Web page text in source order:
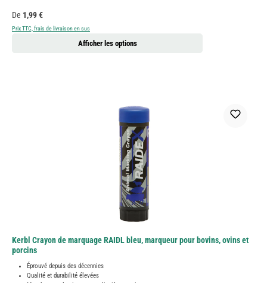
Prix régulier :
De 1,99 €
Prix TTC, frais de livraison en sus
Afficher les options
Kerbl Crayon de marquage RAIDL bleu, marqueur pour bovins, ovins et
porcins
Éprouvé depuis des décennies
Qualité et durabilité élevées